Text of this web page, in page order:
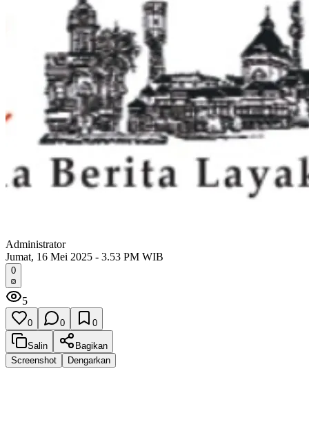
Administrator
Jumat, 16 Mei 2025 - 3.53 PM WIB
0
5
0 0 0
Salin
Bagikan
Screenshot
Dengarkan